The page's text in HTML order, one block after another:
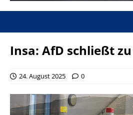
Insa: AfD schließt
24. August 2025 0